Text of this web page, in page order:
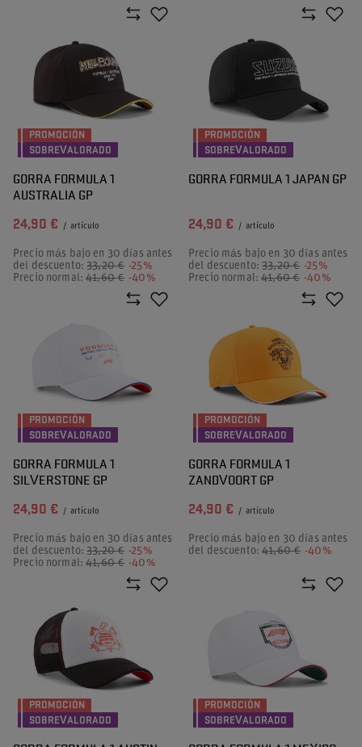
PROMOCIÓN
SOBREVALORADO
GORRA FORMULA 1
AUSTRALIA GP
24,90 € / artículo
Precio más bajo en 30 días antes
del descuento:33,20 € -25%
Precio normal:41,60 € -40%
PROMOCIÓN
SOBREVALORADO
GORRA FORMULA 1 JAPAN GP
24,90 € / artículo
Precio más bajo en 30 días antes
del descuento:33,20 € -25%
Precio normal:41,60 € -40%
PROMOCIÓN
SOBREVALORADO
GORRA FORMULA 1
SILVERSTONE GP
24,90 € / artículo
Precio más bajo en 30 días antes
del descuento:33,20 € -25%
Precio normal:41,60 € -40%
PROMOCIÓN
SOBREVALORADO
GORRA FORMULA 1
ZANDVOORT GP
24,90 € / artículo
Precio más bajo en 30 días antes
del descuento:41,60 € -40%
PROMOCIÓN
SOBREVALORADO
PROMOCIÓN
SOBREVALORADO